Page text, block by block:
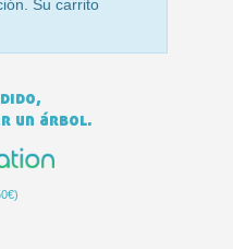
Su carrito
un árbol.